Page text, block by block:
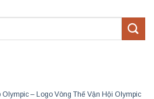
Olympic – Logo Vòng Thế Vận Hội Olympic